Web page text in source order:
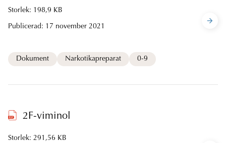
Storlek: 198,9 KB
Publicerad: 17 november 2021
Dokument Narkotikapreparat 0-9
2F-viminol
Storlek: 291,56 KB